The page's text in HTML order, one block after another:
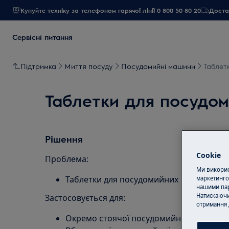
Купуйте техніку за телефоном гарячої лінії 0 800 50 80 20
Сервісні питання
Підтримка Миття посуду Посудомийні машини
Таблетки для
Рішення
Проблема:
Таблетки для посудомийних машин не
Застосовується для:
Окремо стоячої посудомийної машини
Cookie
Ми
нашими
отримання